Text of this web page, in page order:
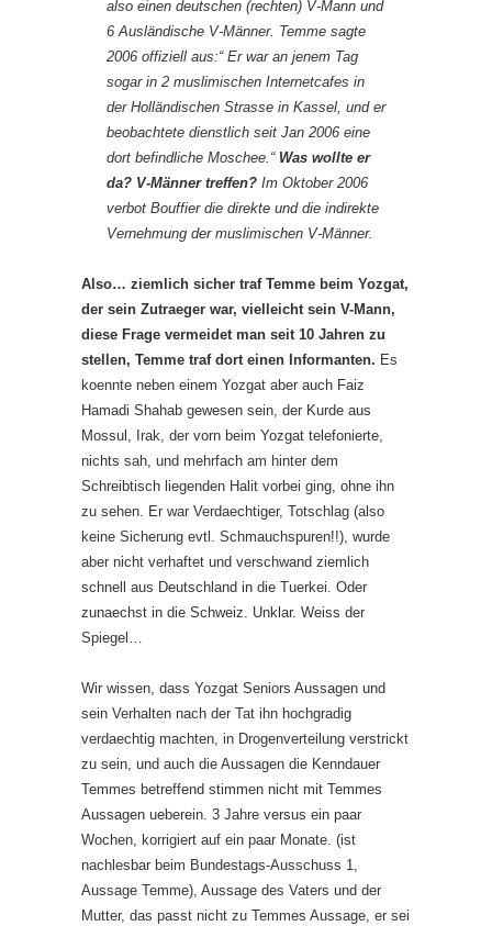
also einen deutschen (rechten) V-Mann und
6 Ausländische V-Männer. Temme sagte
2006 offiziell aus:“ Er war an jenem Tag
sogar in 2 muslimischen Internetcafes in
der Holländischen Strasse in Kassel, und er
beobachtete dienstlich seit Jan 2006 eine
dort befindliche Moschee.“Was wollte er
da? V-Männer treffen? Im Oktober 2006
verbot Bouffier die direkte und die indirekte
Vernehmung der muslimischen V-Männer.
Also… ziemlich sicher traf Temme beim Yozgat,
der sein Zutraeger war, vielleicht sein V-Mann,
diese Frage vermeidet man seit 10 Jahren zu
stellen, Temme traf dort einen Informanten. Es
koennte neben einem Yozgat aber auch Faiz
Hamadi Shahab gewesen sein, der Kurde aus
Mossul, Irak, der vorn beim Yozgat telefonierte,
nichts sah, und mehrfach am hinter dem
Schreibtisch liegenden Halit vorbei ging, ohne ihn
zu sehen. Er war Verdaechtiger, Totschlag (also
keine Sicherung evtl. Schmauchspuren!!), wurde
aber nicht verhaftet und verschwand ziemlich
schnell aus Deutschland in die Tuerkei. Oder
zunaechst in die Schweiz. Unklar. Weiss der
Spiegel…
Wir wissen, dass Yozgat Seniors Aussagen und
sein Verhalten nach der Tat ihn hochgradig
verdaechtig machten, in Drogenverteilung verstrickt
zu sein, und auch die Aussagen die Kenndauer
Temmes betreffend stimmen nicht mit Temmes
Aussagen ueberein. 3 Jahre versus ein paar
Wochen, korrigiert auf ein paar Monate. (ist
nachlesbar beim Bundestags-Ausschuss 1,
Aussage Temme), Aussage des Vaters und der
Mutter, das passt nicht zu Temmes Aussage, er sei